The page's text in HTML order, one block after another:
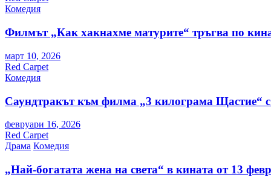
Комедия
Филмът „Как хакнахме матурите“ тръгва по
март 10, 2026
Red Carpet
Комедия
Саундтракът към филма „3 килограма Щастие“
февруари 16, 2026
Red Carpet
Драма Комедия
„Най-богатата жена на света“ в кината от 13